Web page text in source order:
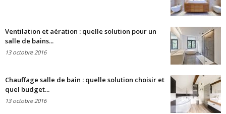
Ventilation et aération : quelle solution pour un
salle de bains...
13 octobre 2016
Chauffage salle de bain : quelle solution choisir et
quel budget...
13 octobre 2016